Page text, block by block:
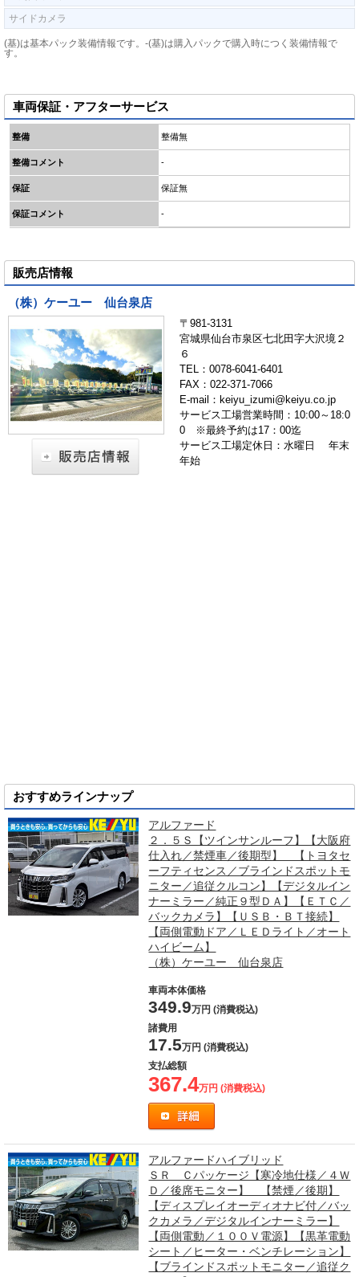
サイドカメラ
(基)は基本パック装備情報です。-(基)は購入パックで購入時につく装備情報で
す。
車両保証・アフターサービス
整備 整備無
整備コメント -
保証 保証無
保証コメント -
販売店情報
（株）ケーユー 仙台泉店
〒981-3131
宮城県仙台市泉区七北田字大沢境２
６
TEL：0078-6041-6401
FAX：022-371-7066
E-mail：keiyu_izumi@keiyu.co.jp
サービス工場営業時間：10:00～18:0
0 ※最終予約は17：00迄
サービス工場定休日：水曜日 年末
年始
おすすめラインナップ
アルファード
２．５Ｓ【ツインサンルーフ】【大阪府
仕入れ／禁煙車／後期型】 【トヨタセ
ーフティセンス／ブラインドスポットモ
ニター／追従クルコン】【デジタルイン
ナーミラー／純正９型ＤＡ】【ＥＴＣ／
バックカメラ】【ＵＳＢ・ＢＴ接続】
【両側電動ドア／ＬＥＤライト／オート
ハイビーム】
（株）ケーユー 仙台泉店
車両本体価格
349.9万円 (消費税込)
諸費用
17.5万円 (消費税込)
支払総額
367.4万円 (消費税込)
アルファードハイブリッド
ＳＲ Ｃパッケージ【寒冷地仕様／４Ｗ
Ｄ／後席モニター】 【禁煙／後期】
【ディスプレイオーディオナビ付／バッ
クカメラ／デジタルインナーミラー】
【両側電動／１００Ｖ電源】【黒革電動
シート／ヒーター・ベンチレーション】
【ブラインドスポットモニター／追従ク